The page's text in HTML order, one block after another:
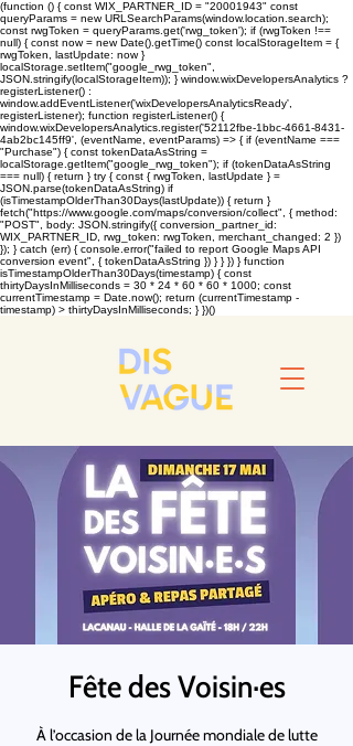
(function () { const WIX_PARTNER_ID = "20001943" const
queryParams = new URLSearchParams(window.location.search);
const rwgToken = queryParams.get('rwg_token'); if (rwgToken !==
null) { const now = new Date().getTime() const localStorageItem = {
rwgToken, lastUpdate: now }
localStorage.setItem("google_rwg_token",
JSON.stringify(localStorageItem)); } window.wixDevelopersAnalytics ?
registerListener() :
window.addEventListener('wixDevelopersAnalyticsReady',
registerListener); function registerListener() {
window.wixDevelopersAnalytics.register('52112fbe-1bbc-4661-8431-
4ab2bc145ff9', (eventName, eventParams) => { if (eventName ===
"Purchase") { const tokenDataAsString =
localStorage.getItem("google_rwg_token"); if (tokenDataAsString
=== null) { return } try { const { rwgToken, lastUpdate } =
JSON.parse(tokenDataAsString) if
(isTimestampOlderThan30Days(lastUpdate)) { return }
fetch("https://www.google.com/maps/conversion/collect", { method:
"POST", body: JSON.stringify({ conversion_partner_id:
WIX_PARTNER_ID, rwg_token: rwgToken, merchant_changed: 2 })
}); } catch (err) { console.error("failed to report Google Maps API
conversion event", { tokenDataAsString }) } } }) } function
isTimestampOlderThan30Days(timestamp) { const
thirtyDaysInMilliseconds = 30 * 24 * 60 * 60 * 1000; const
currentTimestamp = Date.now(); return (currentTimestamp -
timestamp) > thirtyDaysInMilliseconds; } })()
Fête des Voisin·es
À l’occasion de la Journée mondiale de lutte